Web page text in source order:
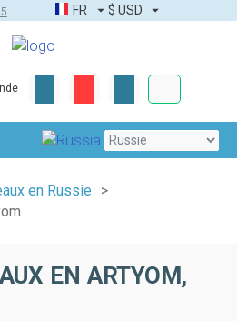
FR $ USD
en Russie
EN ARTYOM,